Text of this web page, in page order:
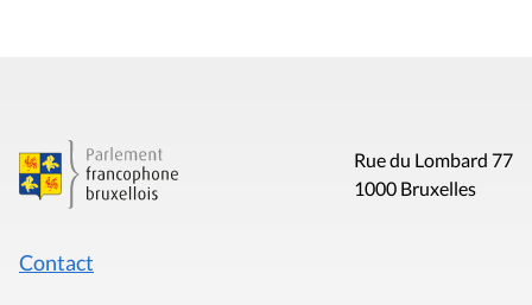
Rue du Lombard 77
1000 Bruxelles
Contact